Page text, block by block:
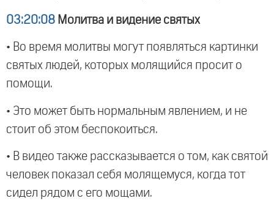
03:20:08 Молитва и видение святых
• Во время молитвы могут появляться картинки
святых людей, которых молящийся просит о
помощи.
• Это может быть нормальным явлением, и не
стоит об этом беспокоиться.
• В видео также рассказывается о том, как святой
человек показал себя молящемуся, когда тот
сидел рядом с его мощами.